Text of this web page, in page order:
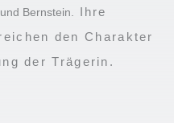
Bernstein.
Ihre
den Charakter
der Trägerin.